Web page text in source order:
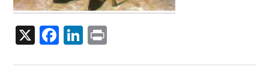
X Facebook
LinkedIn